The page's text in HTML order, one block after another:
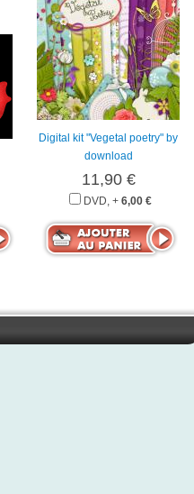
Digital kit "Vegetal poetry" by
download
11,90 €
DVD, + 6,00 €